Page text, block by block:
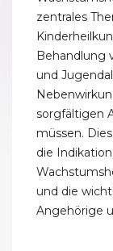
zentrales
Behandlung
und
sorgfältigen
müssen.
die
und die
Angehörige